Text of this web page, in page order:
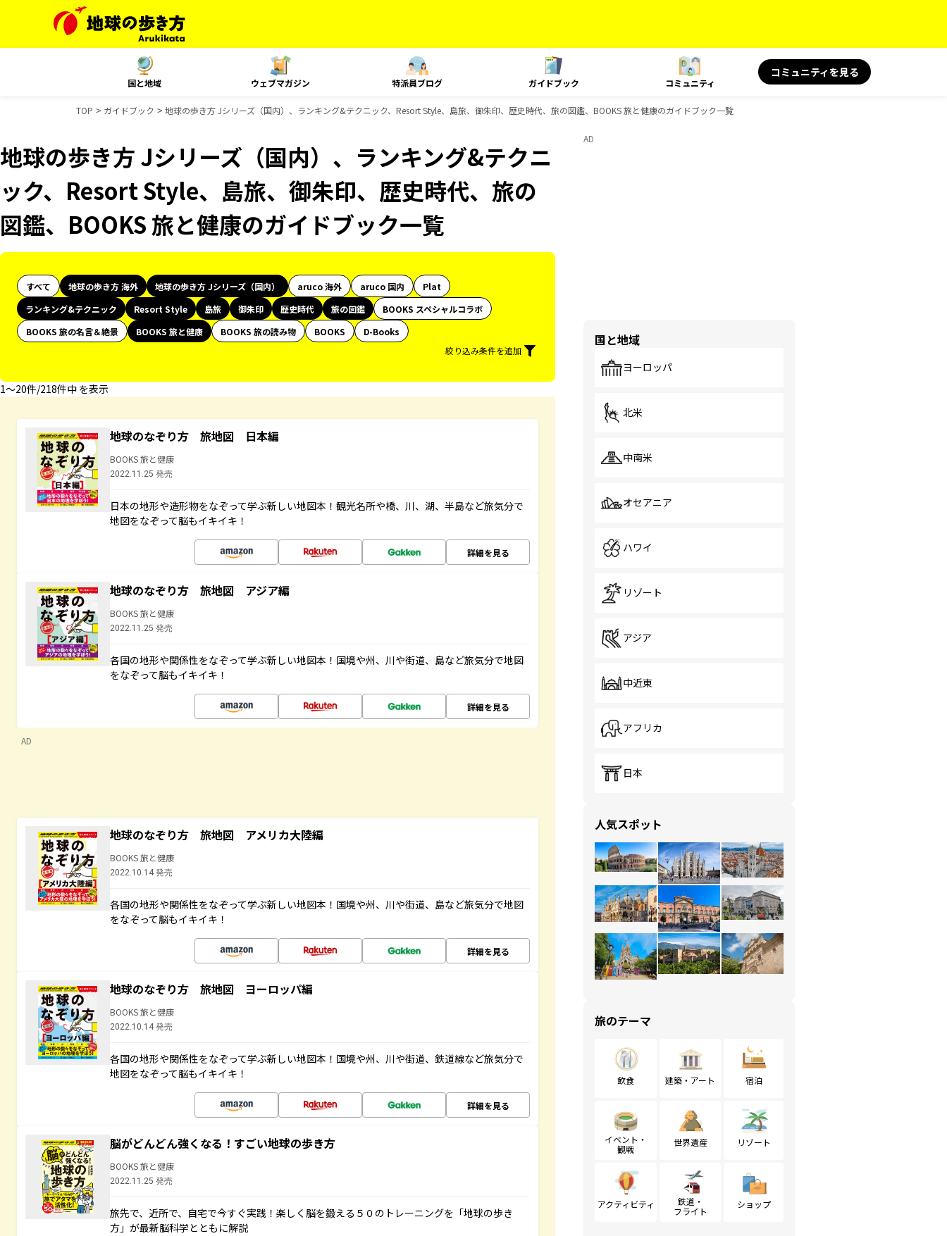
国と地域 ウェブマガジン 特派員ブログ ガイドブック コミュニティ
コミュニティを見る
TOP ガイドブック 地球の歩き方 Jシリーズ（国内）、ランキング&テクニック、Resort Style、島旅、御朱印、歴史時代、旅の図鑑、BOOKS 旅と健康のガイドブック一覧
地球の歩き方 Jシリーズ（国内）、ランキング&テクニ
ック、Resort Style、島旅、御朱印、歴史時代、旅の
図鑑、BOOKS 旅と健康のガイドブック一覧
すべて 地球の歩き方 海外 地球の歩き方 Jシリーズ（国内） aruco 海外 aruco 国内
Plat
ランキング&テクニック
Resort Style 島旅 御朱印 歴史時代 旅の図鑑
BOOKS スペシャルコラボ
BOOKS 旅の名言＆絶景
BOOKS 旅と健康 BOOKS 旅の読み物 BOOKS
D-Books
絞り込み条件を追加
1〜20件/218件中 を表示
地球のなぞり方 旅地図 日本編
BOOKS 旅と健康
2022.11.25 発売
日本の地形や造形物をなぞって学ぶ新しい地図本！観光名所や橋、川、湖、半島など旅気分で
地図をなぞって脳もイキイキ！
詳細を見る
地球のなぞり方 旅地図 アジア編
BOOKS 旅と健康
2022.11.25 発売
各国の地形や関係性をなぞって学ぶ新しい地図本！国境や州、川や街道、島など旅気分で地図
をなぞって脳もイキイキ！
詳細を見る
AD
地球のなぞり方 旅地図 アメリカ大陸編
BOOKS 旅と健康
2022.10.14 発売
各国の地形や関係性をなぞって学ぶ新しい地図本！国境や州、川や街道、島など旅気分で地図
をなぞって脳もイキイキ！
詳細を見る
地球のなぞり方 旅地図 ヨーロッパ編
BOOKS 旅と健康
2022.10.14 発売
各国の地形や関係性をなぞって学ぶ新しい地図本！国境や州、川や街道、鉄道線など旅気分で
地図をなぞって脳もイキイキ！
詳細を見る
脳がどんどん強くなる！すごい地球の歩き方
BOOKS 旅と健康
2022.11.25 発売
旅先で、近所で、自宅で今すぐ実践！楽しく脳を鍛える５０のトレーニングを「地球の歩き
方」が最新脳科学とともに解説
AD
国と地域
ヨーロッパ
北米
中南米
オセアニア
ハワイ
リゾート
アジア
中近東
アフリカ
日本
人気スポット
旅のテーマ
飲食 建築・アート 宿泊
イベント・
観戦
世界遺産 リゾート
アクティビティ
鉄道・
フライト
ショップ